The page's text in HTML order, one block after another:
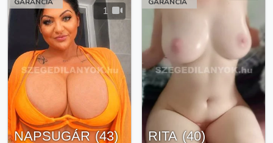
GARANCIA
1
NAPSUGÁR (43)
GARANCIA
RITA (40)